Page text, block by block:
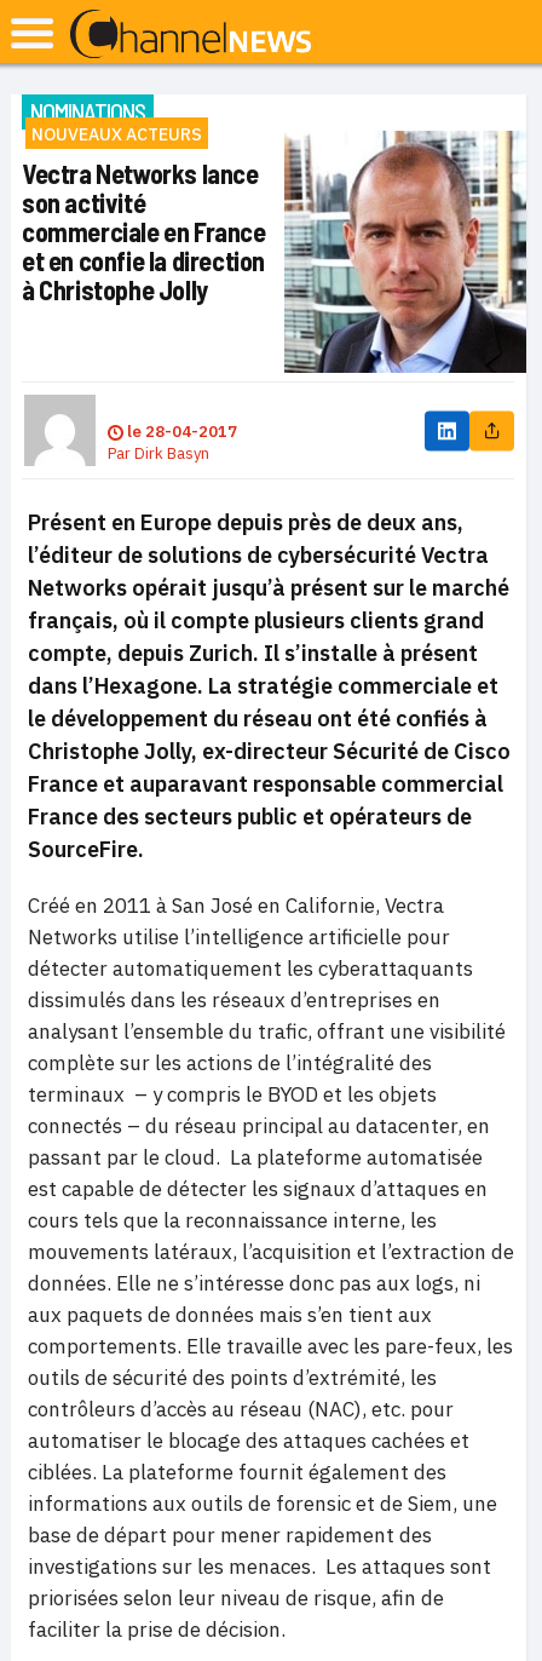
NOMINATIONS
NOUVEAUX ACTEURS
Vectra Networks lance
son activité
commerciale en France
et en confie la direction
à Christophe Jolly
le 28-04-2017
ParDirk Basyn
Présent en Europe depuis près de deux ans,
l’éditeur de solutions de cybersécurité Vectra
Networks opérait jusqu’à présent sur le marché
français, où il compte plusieurs clients grand
compte, depuis Zurich. Il s’installe à présent
dans l’Hexagone. La stratégie commerciale et
le développement du réseau ont été confiés à
Christophe Jolly, ex-directeur Sécurité de Cisco
France et auparavant responsable commercial
France des secteurs public et opérateurs de
SourceFire.
Créé en 2011 à San José en Californie, Vectra
Networks utilise l’intelligence artificielle pour
détecter automatiquement les cyberattaquants
dissimulés dans les réseaux d’entreprises en
analysant l’ensemble du trafic, offrant une visibilité
complète sur les actions de l’intégralité des
terminaux – y compris le BYOD et les objets
connectés – du réseau principal au datacenter, en
passant par le cloud. La plateforme automatisée
est capable de détecter les signaux d’attaques en
cours tels que la reconnaissance interne, les
mouvements latéraux, l’acquisition et l’extraction de
données. Elle ne s’intéresse donc pas aux logs, ni
aux paquets de données mais s’en tient aux
comportements. Elle travaille avec les pare-feux, les
outils de sécurité des points d’extrémité, les
contrôleurs d’accès au réseau (NAC), etc. pour
automatiser le blocage des attaques cachées et
ciblées. La plateforme fournit également des
informations aux outils de forensic et de Siem, une
base de départ pour mener rapidement des
investigations sur les menaces. Les attaques sont
priorisées selon leur niveau de risque, afin de
faciliter la prise de décision.